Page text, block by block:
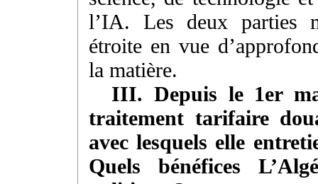
l’IA. Les deux parties
étroite en vue
la matière.
III. Depuis le 1er
traitement tarifaire
avec lesquels elle
Quels bénéfices